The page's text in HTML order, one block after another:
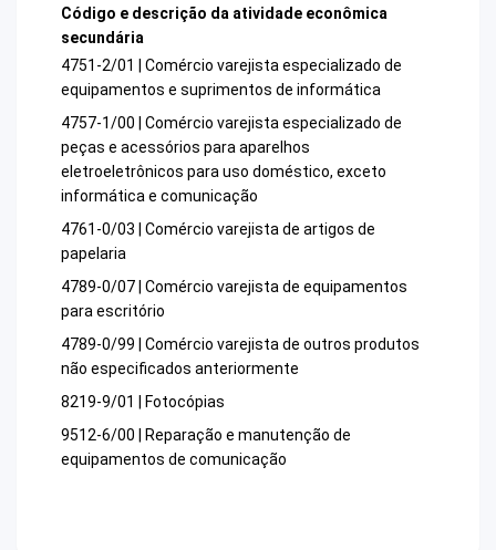
Código e descrição da atividade econômica
secundária
4751-2/01 | Comércio varejista especializado de
equipamentos e suprimentos de informática
4757-1/00 | Comércio varejista especializado de
peças e acessórios para aparelhos
eletroeletrônicos para uso doméstico, exceto
informática e comunicação
4761-0/03 | Comércio varejista de artigos de
papelaria
4789-0/07 | Comércio varejista de equipamentos
para escritório
4789-0/99 | Comércio varejista de outros produtos
não especificados anteriormente
8219-9/01 | Fotocópias
9512-6/00 | Reparação e manutenção de
equipamentos de comunicação